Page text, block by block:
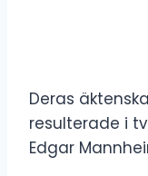
Deras
resulterade i
Edgar